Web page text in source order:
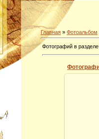
Главная » Фотоальбом
Фотографий в разделе